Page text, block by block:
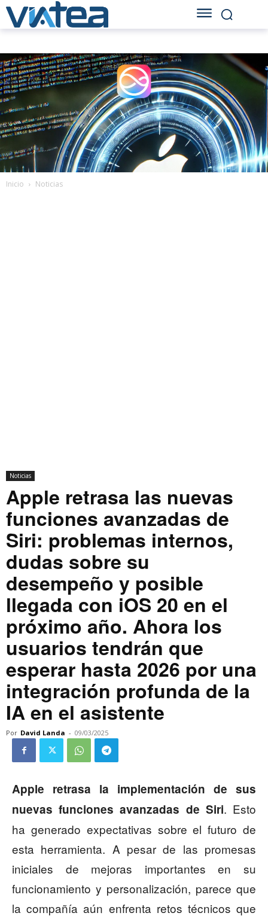
Inicio Noticias
Noticias
Apple retrasa las nuevas
funciones avanzadas de
Siri: problemas internos,
dudas sobre su
desempeño y posible
llegada con iOS 20 en el
próximo año. Ahora los
usuarios tendrán que
esperar hasta 2026 por una
integración profunda de la
IA en el asistente
Por David Landa - 09/03/2025
Apple retrasa la implementación de sus
nuevas funciones avanzadas de Siri. Esto
ha generado expectativas sobre el futuro de
esta herramienta. A pesar de las promesas
iniciales de mejoras importantes en su
funcionamiento y personalización, parece que
la compañía aún enfrenta retos técnicos que